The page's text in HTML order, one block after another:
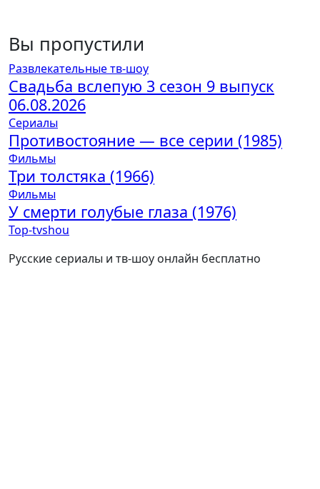
Вы пропустили
Развлекательные тв-шоу
Свадьба вслепую 3 сезон 9 выпуск
06.08.2026
Сериалы
Противостояние — все серии (1985)
Фильмы
Три толстяка (1966)
Фильмы
У смерти голубые глаза (1976)
Top-tvshou
Русские сериалы и тв-шоу онлайн бесплатно